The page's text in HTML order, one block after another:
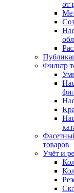
от
Фильтр
товаров
Учёт и